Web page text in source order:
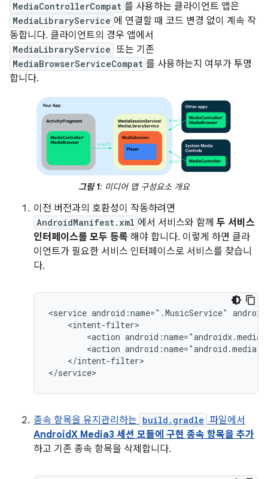
MediaControllerCompat 를 사용하는 클라이언트 앱은
MediaLibraryService 에 연결할 때 코드 변경 없이 계속 작
동합니다. 클라이언트의 경우 앱에서
MediaLibraryService 또는 기존
MediaBrowserServiceCompat 를 사용하는지 여부가 투명
합니다.
그림 1: 미디어 앱 구성요소 개요
이전 버전과의 호환성이 작동하려면
AndroidManifest.xml 에서 서비스와 함께 두 서비스
인터페이스를 모두 등록 해야 합니다. 이렇게 하면 클라
이언트가 필요한 서비스 인터페이스로 서비스를 찾습니
다.
<service android:name=".MusicService"
<action
<action
</intent-filter>
종속 항목을 유지관리하는 build.gradle 파일에서
AndroidX Media3 세션 모듈에 구현 종속 항목을 추가
하고 기존 종속 항목을 삭제합니다.